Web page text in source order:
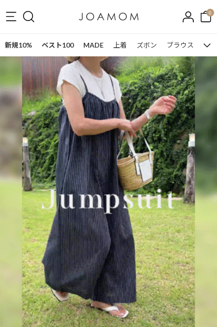
0
新規10% ベスト100 MADE 上着 ズボン ブラウス ワ